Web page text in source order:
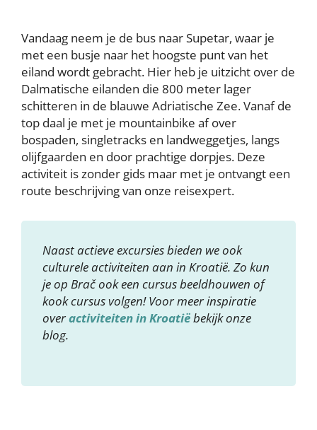
Vandaag neem je de bus naar Supetar, waar je
met een busje naar het hoogste punt van het
eiland wordt gebracht. Hier heb je uitzicht over de
Dalmatische eilanden die 800 meter lager
schitteren in de blauwe Adriatische Zee. Vanaf de
top daal je met je mountainbike af over
bospaden, singletracks en landweggetjes, langs
olijfgaarden en door prachtige dorpjes. Deze
activiteit is zonder gids maar met je ontvangt een
route beschrijving van onze reisexpert.
Naast actieve excursies bieden we ook
culturele activiteiten aan in Kroatië. Zo kun
je op Brač ook een cursus beeldhouwen of
kook cursus volgen! Voor meer inspiratie
overactiviteiten in Kroatiëbekijk onze
blog.